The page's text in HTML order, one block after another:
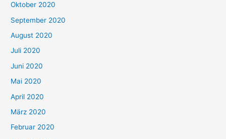
Oktober 2020
September 2020
August 2020
Juli 2020
Juni 2020
Mai 2020
April 2020
März 2020
Februar 2020